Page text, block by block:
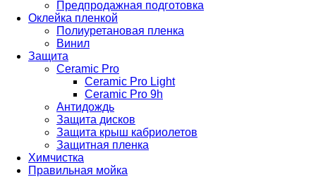
Предпродажная подготовка
Оклейка пленкой
Полиуретановая пленка
Винил
Защита
Сeramic Pro
Сeramic Pro Light
Сeramic Pro 9h
Антидождь
Защита дисков
Защита крыш кабриолетов
Защитная пленка
Химчистка
Правильная мойка